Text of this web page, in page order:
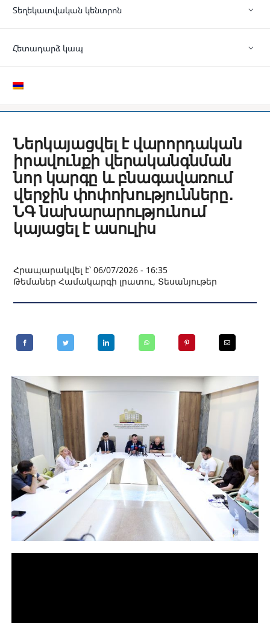
Տեղեկատվական կենտրոն
Հետադարձ կապ
Ներկայացվել է վարորդական
իրավունքի վերականգնման
նոր կարգը և բնագավառում
վերջին փոփոխությունները․
ՆԳ նախարարությունում
կայացել է ասուլիս
Հրապարակվել է՝ 06/07/2026 - 16:35
ԹեմաներՀամակարգի լրատու, Տեսանյութեր